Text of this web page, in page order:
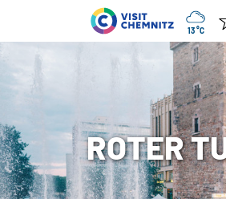
13 °C
ROTER